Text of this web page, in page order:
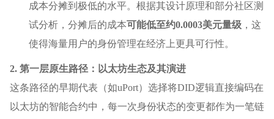
成本分摊到极低的水平。根据其设计原理和部分社区测
试分析，分摊后的成本可能低至约0.0003美元量级 ，这
使得海量用户的身份管理在经济上更具可行性。
2. 第一层原生路径：以太坊生态及其演进
这条路径的早期代表（如uPort）选择将DID逻辑直接编码在
以太坊的智能合约中，每一次身份状态的变更都作为一笔链